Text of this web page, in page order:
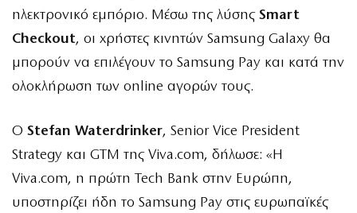
ηλεκτρονικό εμπόριο. Μέσω της λύσης Smart
Checkout, οι χρήστες κινητών Samsung Galaxy θα
μπορούν να επιλέγουν το Samsung Pay και κατά την
ολοκλήρωση των online αγορών τους.
Ο Stefan Waterdrinker, Senior Vice President
Strategy και GTM της Viva.com, δήλωσε: «Η
Viva.com, η πρώτη Tech Bank στην Ευρώπη,
υποστηρίζει ήδη το Samsung Pay στις ευρωπαϊκές